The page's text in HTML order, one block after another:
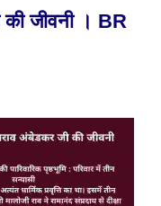
की जीवनी । BR